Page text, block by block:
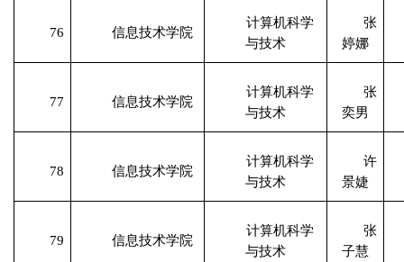
76 信息技术学院
计算机科学
与技术
张
婷娜
77 信息技术学院
计算机科学
与技术
张
奕男
78 信息技术学院
计算机科学
与技术
许
景婕
79 信息技术学院
计算机科学
与技术
张
子慧